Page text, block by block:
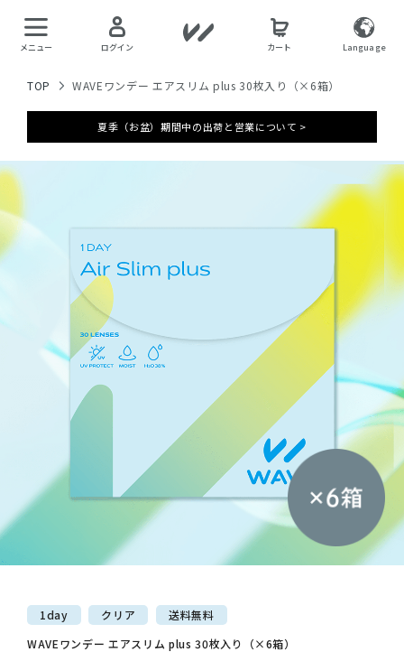
メニュー ログイン カート Language
TOP WAVEワンデー エアスリム plus 30枚入り（×6箱）
夏季（お盆）期間中の出荷と営業について >
1day クリア 送料無料
WAVEワンデー エアスリム plus 30枚入り（×6箱）